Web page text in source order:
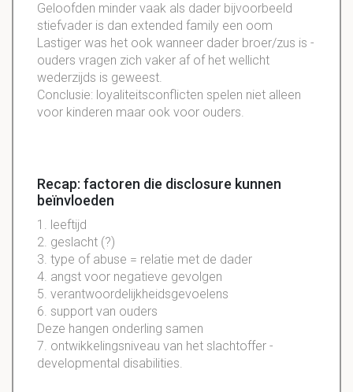
Geloofden minder vaak als dader bijvoorbeeld
stiefvader is dan extended family een oom
Lastiger was het ook wanneer dader broer/zus is -
ouders vragen zich vaker af of het wellicht
wederzijds is geweest.
Conclusie: loyaliteitsconflicten spelen niet alleen
voor kinderen maar ook voor ouders.
Recap: factoren die disclosure kunnen
beïnvloeden
1. leeftijd
2. geslacht (?)
3. type of abuse = relatie met de dader
4. angst voor negatieve gevolgen
5. verantwoordelijkheidsgevoelens
6. support van ouders
Deze hangen onderling samen
7. ontwikkelingsniveau van het slachtoffer -
developmental disabilities.